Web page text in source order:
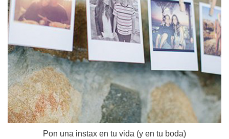
Pon una instax en tu vida (y en tu boda)